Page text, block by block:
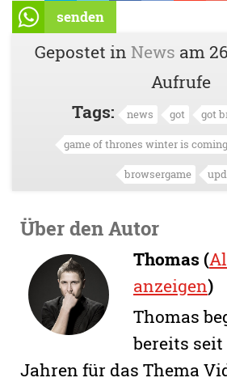
senden
Gepostet in News am
Aufrufe
Tags:
news got got
game of thrones winter is coming
browsergame
Über den Autor
Thomas (
anzeigen)
Thomas
bereits seit
Jahren für das Thema